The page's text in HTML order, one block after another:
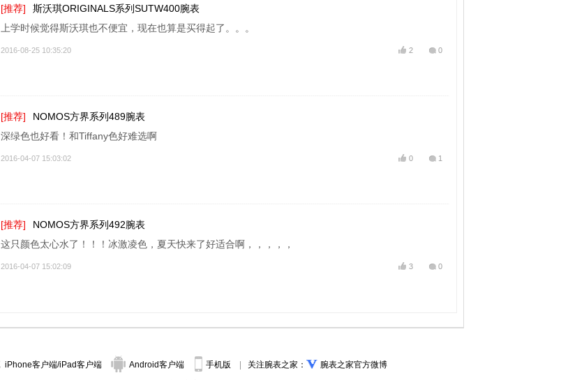
[推荐]
斯沃琪ORIGINALS系列SUTW400腕表
上学时候觉得斯沃琪也不便宜，现在也算是买得起了。。。
2016-08-25 10:35:20 2 0
[推荐]
NOMOS方界系列489腕表
深绿色也好看！和Tiffany色好难选啊
2016-04-07 15:03:02 0 1
[推荐]
NOMOS方界系列492腕表
这只颜色太心水了！！！冰激凌色，夏天快来了好适合啊，，，，，
2016-04-07 15:02:09 3 0
iPhone客户端/iPad客户端 Android客户端 手机版 关注腕表之家：
腕表之家官方微博